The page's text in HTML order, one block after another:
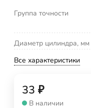
Группа точности
Диаметр цилиндра, мм
Все характеристики
33 ₽
В наличии